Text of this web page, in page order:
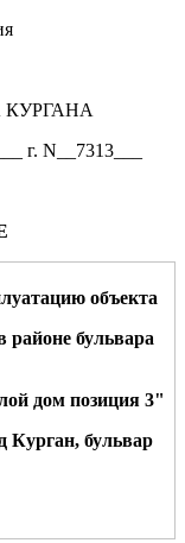
г. N__7313___
объекта
районе бульвара
дом позиция 3"
Курган, бульвар